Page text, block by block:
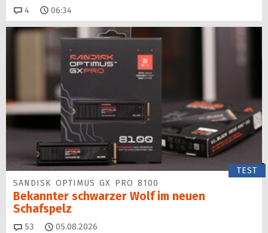
4 Kommentare
06:34
TEST
SANDISK OPTIMUS GX PRO 8100
Bekannter schwarzer Wolf im neuen
Schafspelz
53 Kommentare
05.08.2026